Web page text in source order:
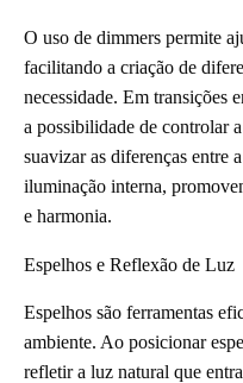
O uso de dimmers permite
facilitando a criação de
necessidade. Em transições
a possibilidade de controlar
suavizar as diferenças entre
iluminação interna,
e harmonia.
Espelhos e Reflexão de Luz
Espelhos são ferramentas
ambiente. Ao posicionar
refletir a luz natural que